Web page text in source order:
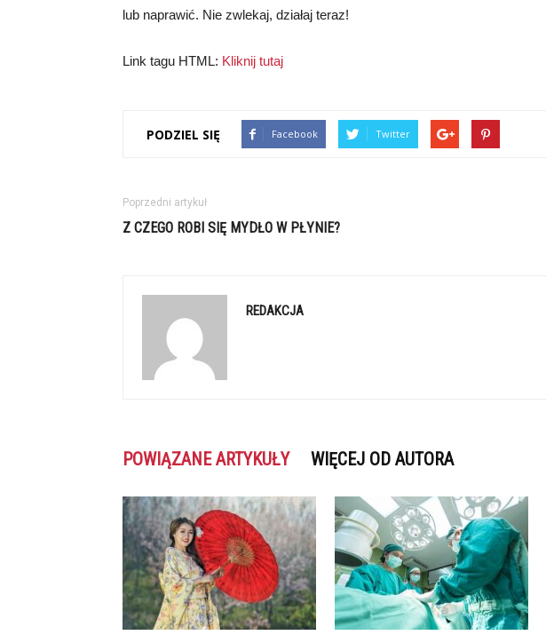
lub naprawić. Nie zwlekaj, działaj teraz!
Link tagu HTML: Kliknij tutaj
PODZIEL SIĘ Facebook Twitter
Poprzedni artykuł
Z CZEGO ROBI SIĘ MYDŁO W PŁYNIE?
REDAKCJA
POWIĄZANE ARTYKUŁY WIĘCEJ OD AUTORA